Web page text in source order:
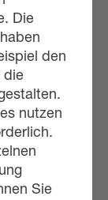
Die
den
die
nutzen
Sie